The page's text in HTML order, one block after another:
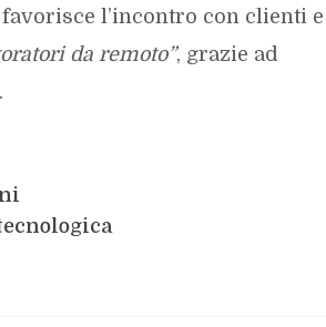
l’incontro con clienti e
da remoto”, grazie ad